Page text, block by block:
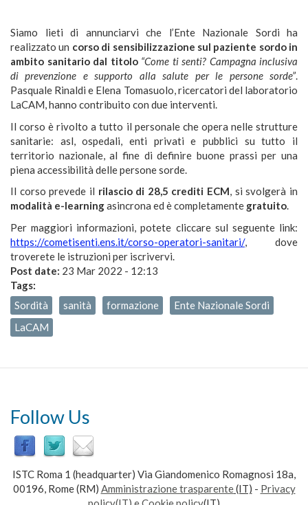
Siamo lieti di annunciarvi che l’Ente Nazionale Sordi ha
realizzato un corso di sensibilizzazione sul paziente sordo in
ambito sanitario dal titolo “Come ti senti? Campagna inclusiva
di prevenzione e supporto alla salute per le persone sorde”.
Pasquale Rinaldi e Elena Tomasuolo, ricercatori del laboratorio
LaCAM, hanno contribuito con due interventi.
Il corso è rivolto a tutto il personale che opera nelle strutture
sanitarie: asl, ospedali, enti privati e pubblici su tutto il
territorio nazionale, al fine di definire buone prassi per una
piena accessibilità delle persone sorde.
Il corso prevede il rilascio di 28,5 crediti ECM, si svolgerà in
modalità e-learningasincrona ed è completamente gratuito.
Per maggiori informazioni, potete cliccare sul seguente link:
https://cometisenti.ens.it/corso-operatori-sanitari/, dove
troverete le istruzioni per iscrivervi.
Post date: 23 Mar 2022 - 12:13
Tags:
Sordità
sanità formazione
Ente Nazionale Sordi
LaCAM
Follow Us
ISTC Roma 1 (headquarter) Via Giandomenico Romagnosi 18a,
00196, Rome (RM) Amministrazione trasparente(IT) - Privacy